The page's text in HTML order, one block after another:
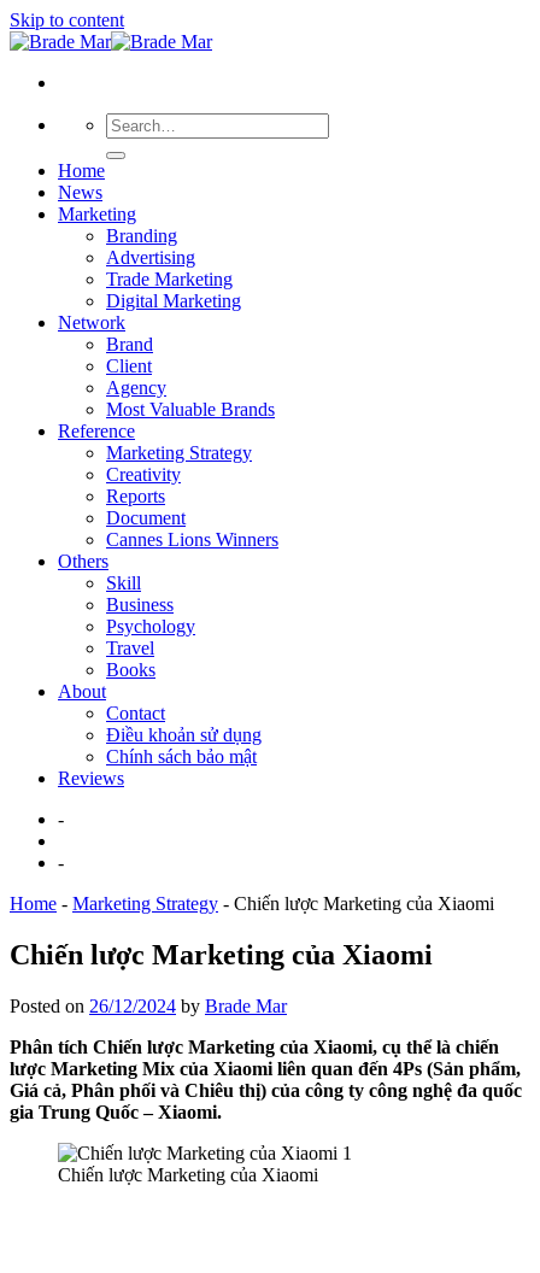
Skip to content
Home
News
Marketing
Branding
Advertising
Trade Marketing
Digital Marketing
Network
Brand
Client
Agency
Most Valuable Brands
Reference
Marketing Strategy
Creativity
Reports
Document
Cannes Lions Winners
Others
Skill
Business
Psychology
Travel
Books
About
Contact
Điều khoản sử dụng
Chính sách bảo mật
Reviews
-
-
Home - Marketing Strategy - Chiến lược Marketing của Xiaomi
Chiến lược Marketing của Xiaomi
Posted on 26/12/2024 by Brade Mar
Phân tích Chiến lược Marketing của Xiaomi, cụ thể là chiến
lược Marketing Mix của Xiaomi liên quan đến 4Ps (Sản phẩm,
Giá cả, Phân phối và Chiêu thị) của công ty công nghệ đa quốc
gia Trung Quốc – Xiaomi.
Chiến lược Marketing của Xiaomi